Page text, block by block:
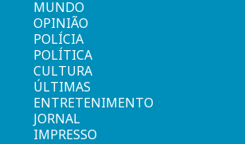
MUNDO
OPINIÃO
POLÍCIA
POLÍTICA
CULTURA
ÚLTIMAS
ENTRETENIMENTO
JORNAL
IMPRESSO